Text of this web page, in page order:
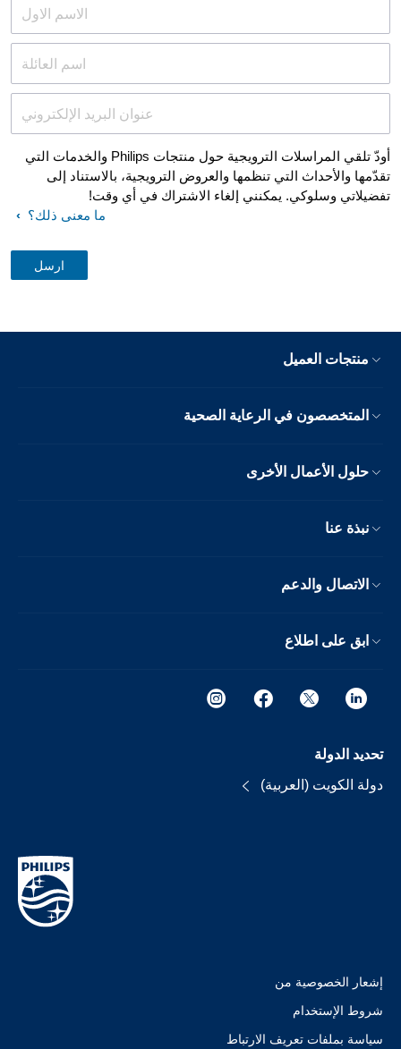
الاسم الاول
اسم العائلة
عنوان البريد الإلكتروني
أودّ تلقي المراسلات الترويجية حول منتجات Philips والخدمات التي
تقدّمها والأحداث التي تنظمها والعروض الترويجية، بالاستناد إلى
تفضيلاتي وسلوكي. يمكنني إلغاء الاشتراك في أي وقت!
ما معنى ذلك؟
منتجات العميل
المتخصصون في الرعاية الصحية
حلول الأعمال الأخرى
نبذة عنا
الاتصال والدعم
ابق على اطلاع
تحديد الدولة
دولة الكويت (العربية)
إشعار الخصوصية من
شروط الإستخدام
سياسة بملفات تعريف الارتباط